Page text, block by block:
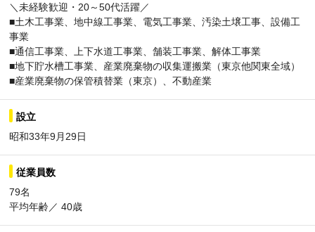
＼未経験歓迎・20～50代活躍／
■土木工事業、地中線工事業、電気工事業、汚染土壌工事、設備工
事業
■通信工事業、上下水道工事業、舗装工事業、解体工事業
■地下貯水槽工事業、産業廃棄物の収集運搬業（東京他関東全域）
■産業廃棄物の保管積替業（東京）、不動産業
設立
昭和33年9月29日
従業員数
79名
平均年齢／ 40歳